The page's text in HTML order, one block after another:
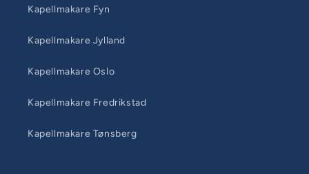
Kapellmakare Fyn
Kapellmakare Jylland
Kapellmakare Oslo
Kapellmakare Fredrikstad
Kapellmakare Tønsberg